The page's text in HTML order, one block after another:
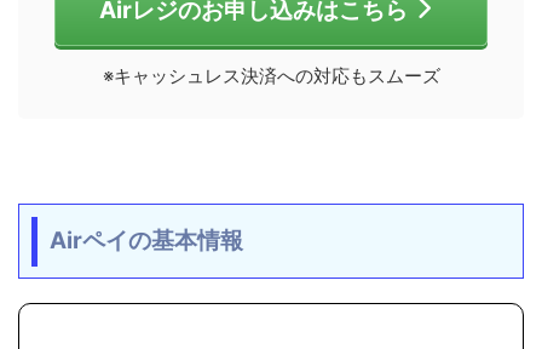
Airレジのお申し込みはこちら
※キャッシュレス決済への対応もスムーズ
Airペイの基本情報